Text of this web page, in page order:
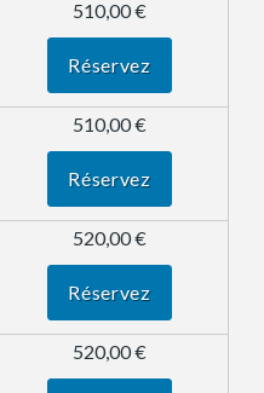
510,00 €
Réservez
510,00 €
Réservez
520,00 €
Réservez
520,00 €